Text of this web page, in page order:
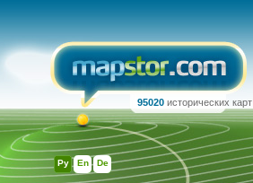
Ру En De
95020 исторических карт